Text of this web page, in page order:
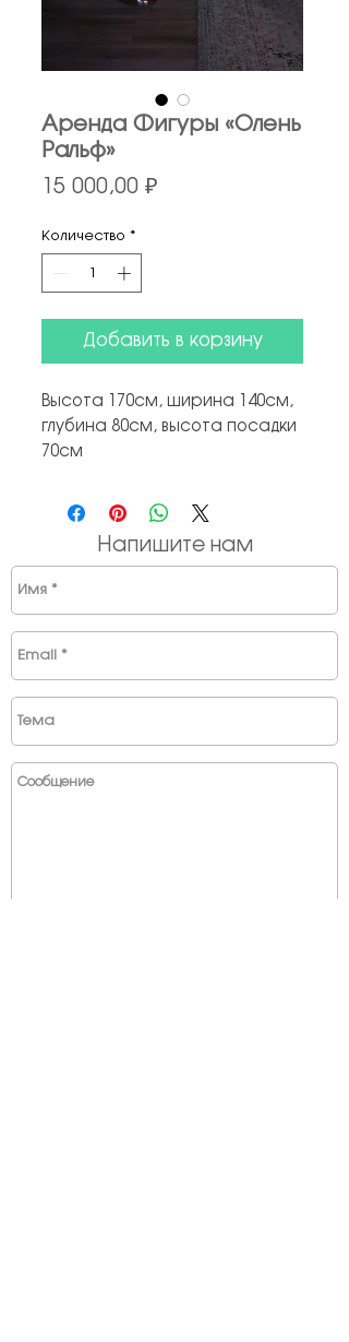
Аренда Фигуры «Олень
Ральф»
15 000,00 ₽
Количество *
Добавить в корзину
Высота 170см, ширина 140см,
глубина 80см, высота посадки
70см
Напишите нам